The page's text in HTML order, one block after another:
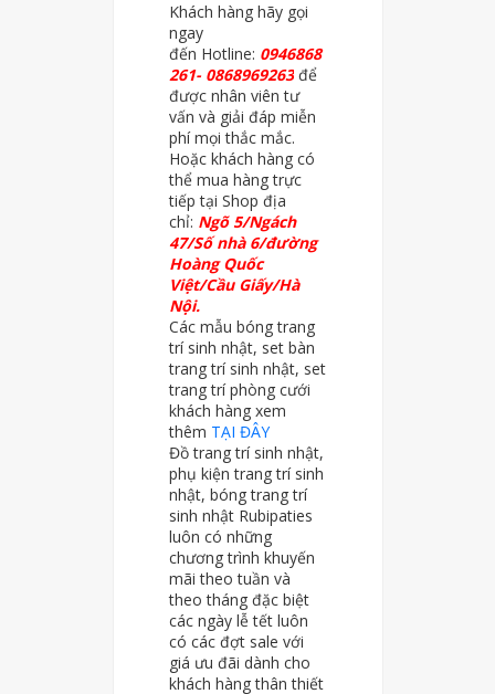
Khách hàng hãy gọi
ngay
đến Hotline: 0946868
261- 0868969263để
được nhân viên tư
vấn và giải đáp miễn
phí mọi thắc mắc.
Hoặc khách hàng có
thể mua hàng trực
tiếp tại Shop địa
chỉ: Ngõ 5/Ngách
47/Số nhà 6/đường
Hoàng Quốc
Việt/Cầu Giấy/Hà
Nội.
Các mẫu bóng trang
trí sinh nhật, set bàn
trang trí sinh nhật, set
trang trí phòng cưới
khách hàng xem
thêm TẠI ĐÂY
Đồ trang trí sinh nhật,
phụ kiện trang trí sinh
nhật, bóng trang trí
sinh nhật Rubipaties
luôn có những
chương trình khuyến
mãi theo tuần và
theo tháng đặc biệt
các ngày lễ tết luôn
có các đợt sale với
giá ưu đãi dành cho
khách hàng thân thiết